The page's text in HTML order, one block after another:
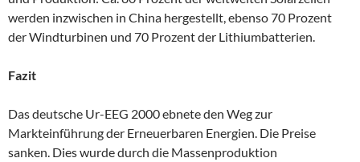
werden inzwischen in China hergestellt, ebenso 70 Prozent
der Windturbinen und 70 Prozent der Lithiumbatterien.
Fazit
Das deutsche Ur-EEG 2000 ebnete den Weg zur
Markteinführung der Erneuerbaren Energien. Die Preise
sanken. Dies wurde durch die Massenproduktion